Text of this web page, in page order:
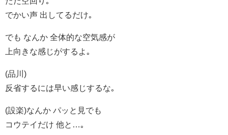
でかい声 出してるだけ｡
でも なんか 全体的な空気感が
上向きな感じがするよ｡
(品川)
反省するには早い感じするな｡
(設楽)なんか パッと見でも
コウテイだけ 他と…｡